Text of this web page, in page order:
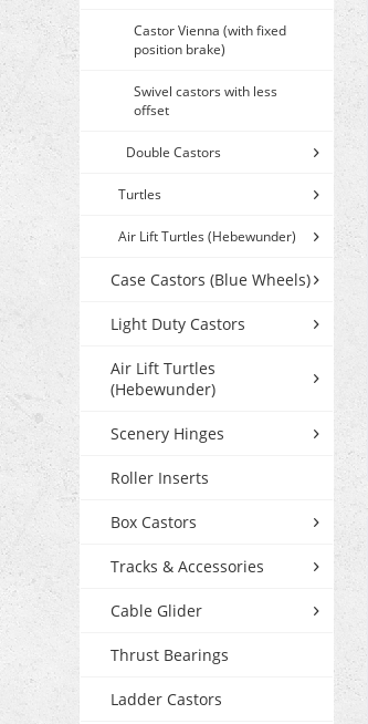
Castor Vienna (with fixed
position brake)
Swivel castors with less
offset
Double Castors
Turtles
Air Lift Turtles (Hebewunder)
Case Castors (Blue Wheels)
Light Duty Castors
Air Lift Turtles
(Hebewunder)
Scenery Hinges
Roller Inserts
Box Castors
Tracks & Accessories
Cable Glider
Thrust Bearings
Ladder Castors